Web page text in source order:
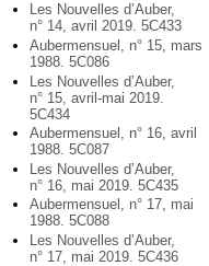
Les Nouvelles d’Auber,
n° 14, avril 2019. 5C433
Aubermensuel, n° 15, mars
1988. 5C086
Les Nouvelles d’Auber,
n° 15, avril-mai 2019.
5C434
Aubermensuel, n° 16, avril
1988. 5C087
Les Nouvelles d’Auber,
n° 16, mai 2019. 5C435
Aubermensuel, n° 17, mai
1988. 5C088
Les Nouvelles d’Auber,
n° 17, mai 2019. 5C436